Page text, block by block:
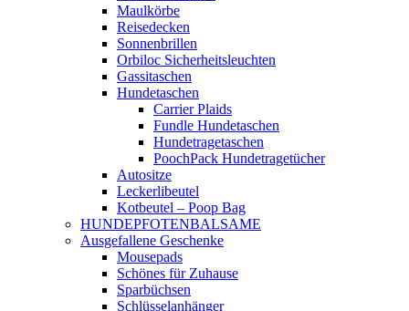
Maulkörbe
Reisedecken
Sonnenbrillen
Orbiloc Sicherheitsleuchten
Gassitaschen
Hundetaschen
Carrier Plaids
Fundle Hundetaschen
Hundetragetaschen
PoochPack Hundetragetücher
Autositze
Leckerlibeutel
Kotbeutel – Poop Bag
HUNDEPFOTENBALSAME
Ausgefallene Geschenke
Mousepads
Schönes für Zuhause
Sparbüchsen
Schlüsselanhänger